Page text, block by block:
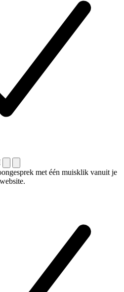
met één muisklik vanuit je